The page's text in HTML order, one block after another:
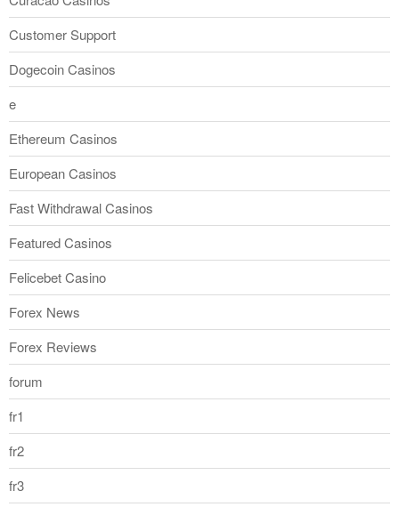
Customer Support
Dogecoin Casinos
e
Ethereum Casinos
European Casinos
Fast Withdrawal Casinos
Featured Casinos
Felicebet Casino
Forex News
Forex Reviews
forum
fr1
fr2
fr3